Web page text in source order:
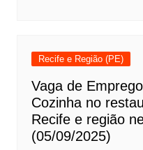
Recife e Região (PE)
Vaga de
Cozinha no
Recife e região
(05/09/2025)